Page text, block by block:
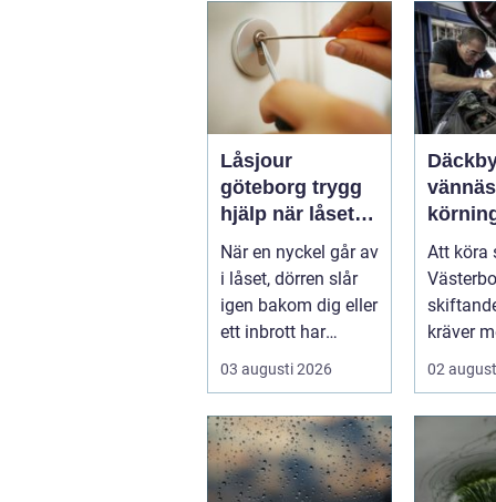
Låsjour
göteborg trygg
hjälp när låset
krånglar
När en nyckel går av
i låset, dörren slår
igen bakom dig eller
ett inbrott har
skadat dörr och
karm,...
03 augusti 2026
vännäs
runt
Att köra
kräver
pålitlig
02